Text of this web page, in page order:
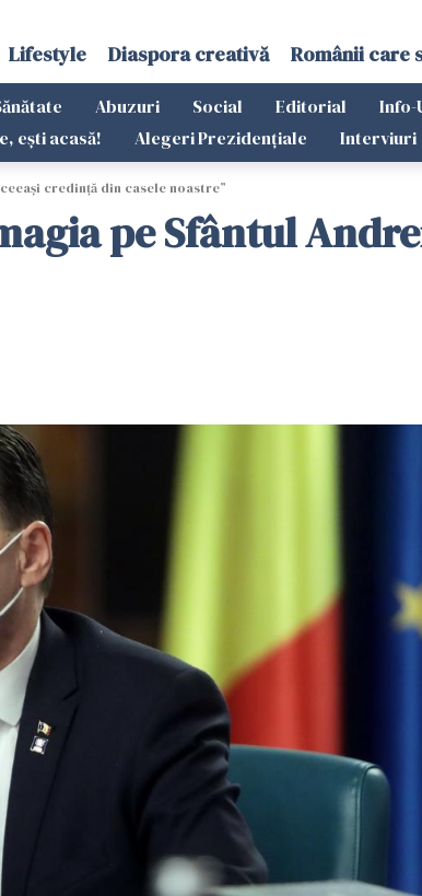
Lifestyle Diaspora creativă Românii care
Abuzuri Social Editorial Info-
ești acasă! Alegeri Prezidențiale Interviuri
credinţă din casele noastre”
pe Sfântul